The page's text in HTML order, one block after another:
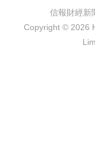
信報財經新
Copyright © 2026